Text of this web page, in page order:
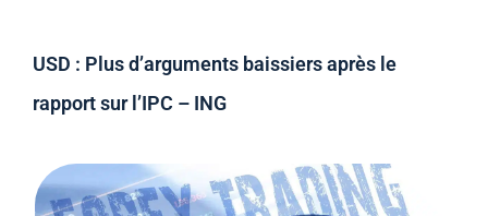
USD : Plus d’arguments baissiers après le
rapport sur l’IPC – ING